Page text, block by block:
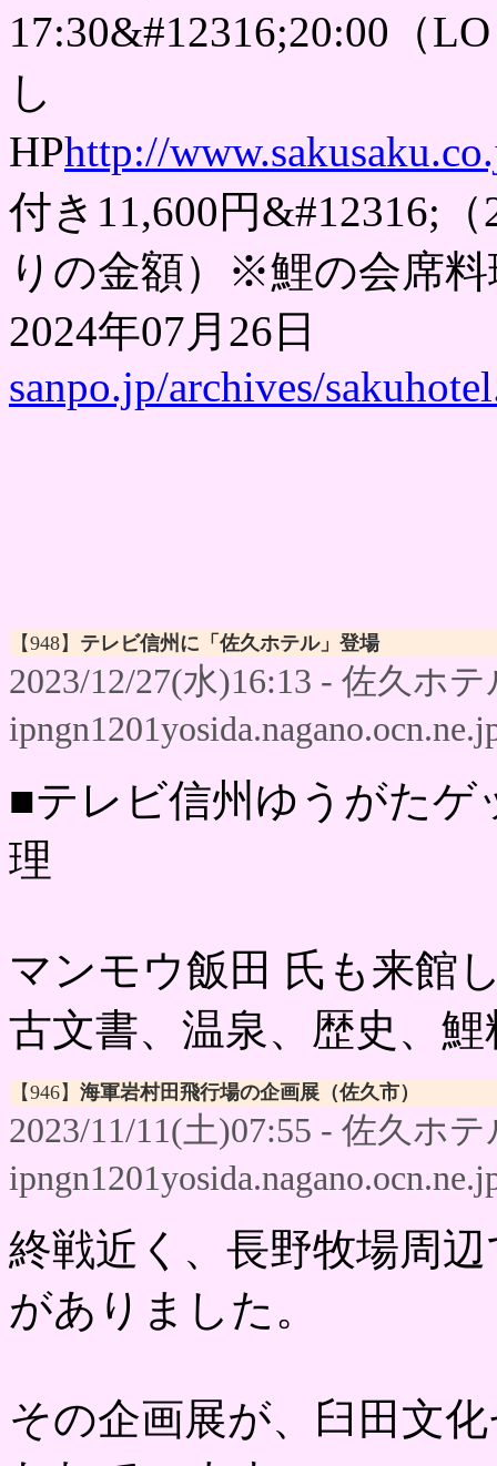
17:30&#12316;20:00
し
HPhttp://
付き11,600円&#12316;
りの金額）※鯉の会席
2024年07月26
sanpo.jp/archives/
【948】 テレビ信州に「佐久ホテル」登場
2023/12/27(水)16:13 - 佐久ホテ
■テレビ信州ゆうがたゲ
理
マンモウ飯田 氏も来館
古文書、温泉、歴史、
【946】 海軍岩村田飛行場の企画展（佐久市）
2023/11/11(土)07:55 - 佐久ホテ
終戦近く、長野牧場周
がありました。
その企画展が、臼田文